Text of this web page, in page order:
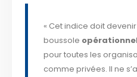
« Cet indice doit
boussole
pour toutes les
comme privées. Il ne